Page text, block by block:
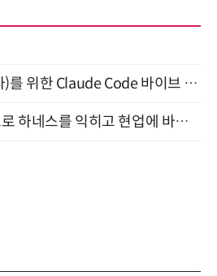
"모든 담당자(비개발자)를 위한 Claude Code 바이브 코딩 2-day 부트캠프" 9월 16~17일 개최
단 하루, 이론과 실습으로 하네스를 익히고 현업에 바로 쓰는 핸즈온 워크숍 (8/20)